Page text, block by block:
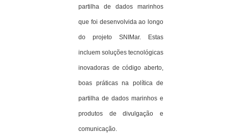
partilha de dados marinhos
que foi desenvolvida ao longo
do projeto SNIMar. Estas
incluem soluções tecnológicas
inovadoras de código aberto,
boas práticas na política de
partilha de dados marinhos e
produtos de divulgação e
comunicação.